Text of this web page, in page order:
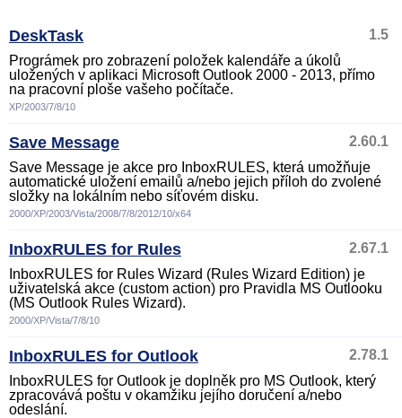
DeskTask
1.5
Prográmek pro zobrazení položek kalendáře a úkolů
uložených v aplikaci Microsoft Outlook 2000 - 2013, přímo
na pracovní ploše vašeho počítače.
XP/2003/7/8/10
Save Message
2.60.1
Save Message je akce pro InboxRULES, která umožňuje
automatické uložení emailů a/nebo jejich příloh do zvolené
složky na lokálním nebo síťovém disku.
2000/XP/2003/Vista/2008/7/8/2012/10/x64
InboxRULES for Rules
2.67.1
InboxRULES for Rules Wizard (Rules Wizard Edition) je
uživatelská akce (custom action) pro Pravidla MS Outlooku
(MS Outlook Rules Wizard).
2000/XP/Vista/7/8/10
InboxRULES for Outlook
2.78.1
InboxRULES for Outlook je doplněk pro MS Outlook, který
zpracovává poštu v okamžiku jejího doručení a/nebo
odeslání.